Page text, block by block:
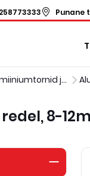
Punane
Alumiiniumtornid ja redelid
8-12m